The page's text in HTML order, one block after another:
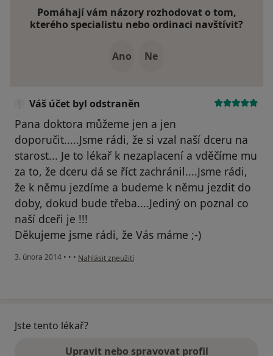
Pomáhají vám názory rozhodovat o tom,
kterého specialistu nebo ordinaci navštívit?
Ano Ne
Váš účet byl odstraněn
Pana doktora můžeme jen a jen
doporučit.....Jsme rádi, že si vzal naší dceru na
starost... Je to lékař k nezaplacení a vděčíme mu
za to, že dceru dá se říct zachránil....Jsme rádi,
že k němu jezdíme a budeme k němu jezdit do
doby, dokud bude třeba....Jediný on poznal co
naší dceři je !!!
Děkujeme jsme rádi, že Vás máme ;-)
3. února 2014 • • • podle názoru uživatele Váš účet byl odstraněn
Nahlásit zneužití
Jste tento lékař?
Upravit nebo spravovat profil